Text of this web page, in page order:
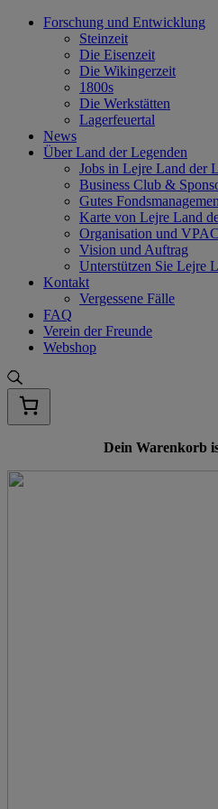
Skip
Forschung und Entwicklung
Steinzeit
Die Eisenzeit
Die Wikingerzeit
1800s
Die Werkstätten
Lagerfeuertal
News
Über Land der Legenden
Jobs in Lejre Land der
Business Club &
Gutes
Karte von Lejre Land
Organisation und VPAC
Vision und Auftrag
Unterstützen Sie Lejre
Kontakt
Vergessene Fälle
FAQ
Verein der Freunde
Webshop
Dein Warenkorb